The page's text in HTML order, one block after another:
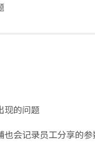
现的问题
也会记录员工分享的参